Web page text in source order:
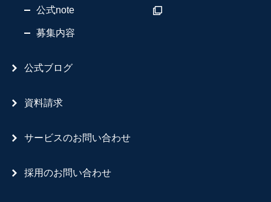
公式note
募集内容
公式ブログ
資料請求
サービスのお問い合わせ
採用のお問い合わせ